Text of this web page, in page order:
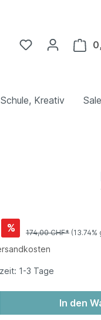
Kreativ
% 174,00 CHF*
1-3 Tage
In den